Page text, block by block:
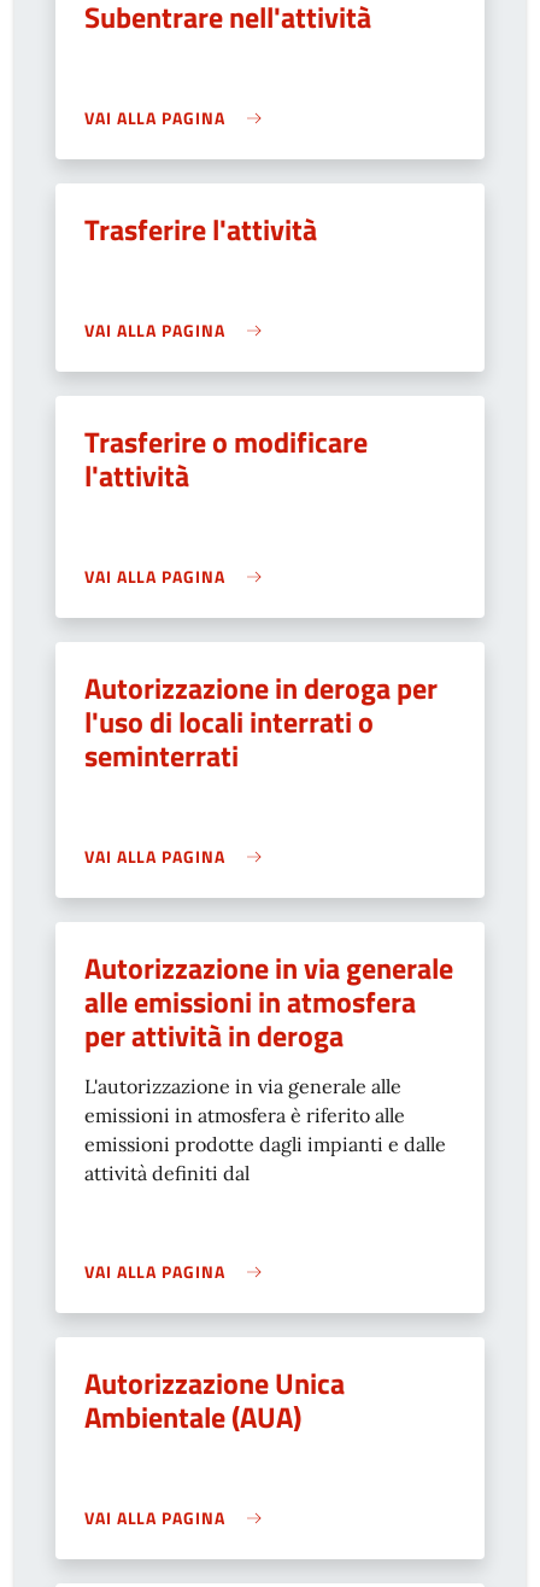
Subentrare nell'attività
VAI ALLA PAGINA
Trasferire l'attività
VAI ALLA PAGINA
Trasferire o modificare
l'attività
VAI ALLA PAGINA
Autorizzazione in deroga per
l'uso di locali interrati o
seminterrati
VAI ALLA PAGINA
Autorizzazione in via generale
alle emissioni in atmosfera
per attività in deroga
L'autorizzazione in via generale alle
emissioni in atmosfera è riferito alle
emissioni prodotte dagli impianti e dalle
attività definiti dal
VAI ALLA PAGINA
Autorizzazione Unica
Ambientale (AUA)
VAI ALLA PAGINA